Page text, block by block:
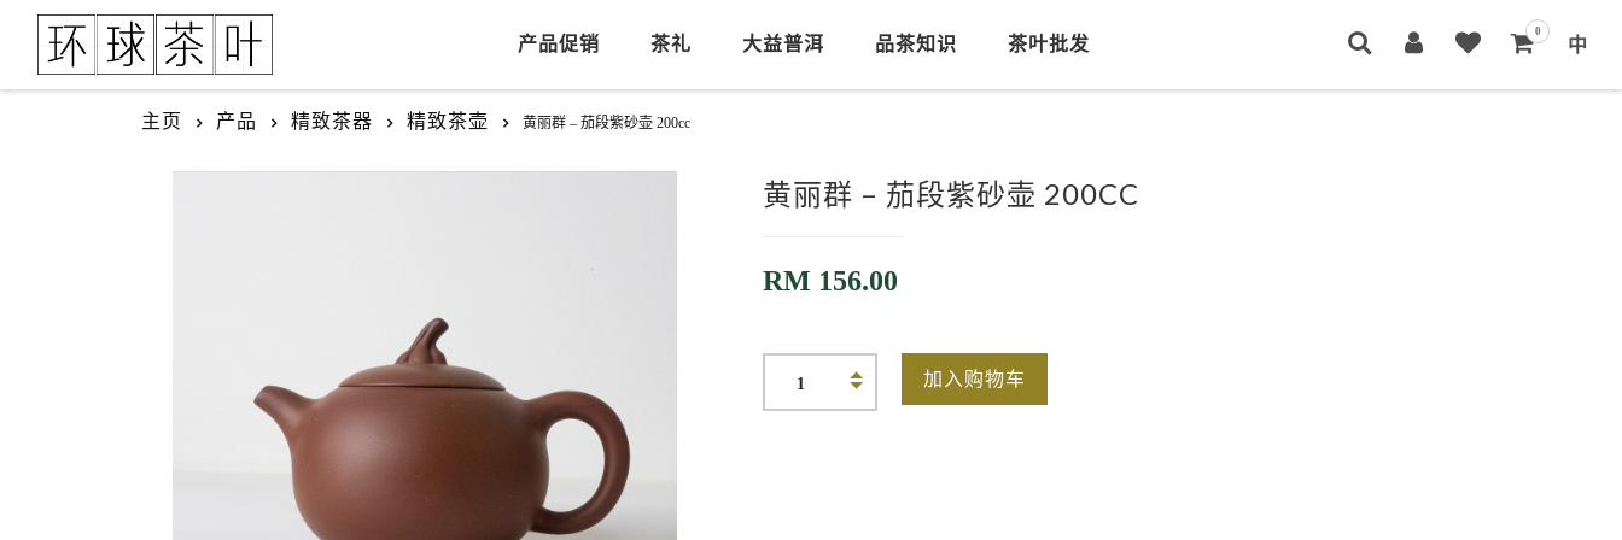
0 中
产品促销 茶礼 大益普洱 品茶知识 茶叶批发
主页 产品 精致茶器 精致茶壶 黄丽群 – 茄段紫砂壶 200cc
黄丽群 – 茄段紫砂壶 200CC
RM 156.00
加入购物车